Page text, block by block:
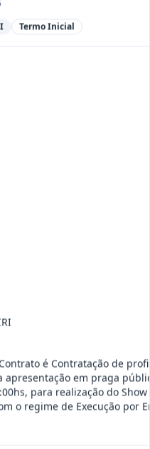
de emp
musi
especializada
2026 Ver detalhes
Termo Inicial
é Contratação de
apresentação em praga
para realização do
o regime de Execução por